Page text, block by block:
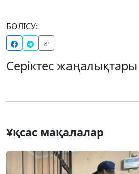
БӨЛІСУ:
Серіктес жаңалықтары
Ұқсас мақалалар